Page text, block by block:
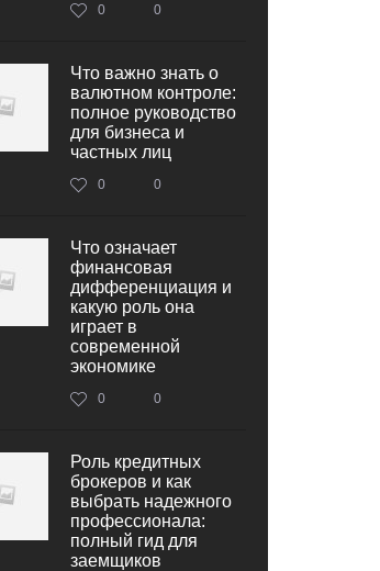
0 0
Что важно знать о
валютном контроле:
полное руководство
для бизнеса и
частных лиц
0 0
Что означает
финансовая
дифференциация и
какую роль она
играет в
современной
экономике
0 0
Роль кредитных
брокеров и как
выбрать надежного
профессионала:
полный гид для
заемщиков